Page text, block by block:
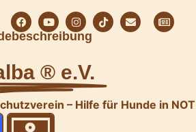
® e.V.
– Hilfe für Hunde in NOT